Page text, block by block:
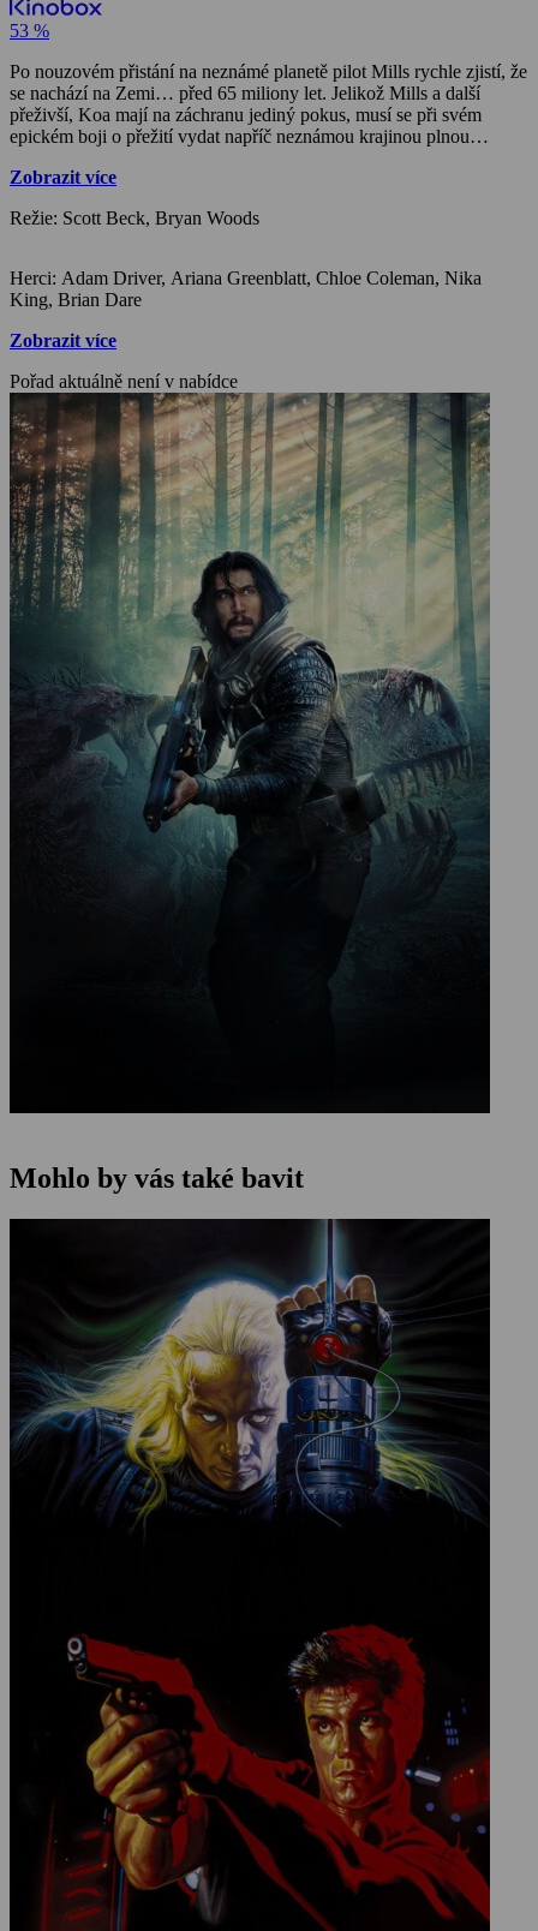
53 %
Po nouzovém přistání na neznámé planetě pilot Mills rychle zjistí, že
se nachází na Zemi… před 65 miliony let. Jelikož Mills a další
přeživší, Koa mají na záchranu jediný pokus, musí se při svém
epickém boji o přežití vydat napříč neznámou krajinou plnou
Zobrazit více
Režie: Scott Beck, Bryan Woods
Herci: Adam Driver, Ariana Greenblatt, Chloe Coleman, Nika
King, Brian Dare
Zobrazit více
Pořad aktuálně není v nabídce
Mohlo by vás také bavit